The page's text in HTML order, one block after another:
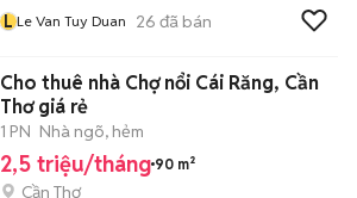
L Le Van Tuy Duan 26 đã bán
Cho thuê nhà Chợ nổi Cái Răng, Cần
Thơ giá rẻ
1 PN Nhà ngõ, hẻm
2,5 triệu/tháng 90 m²
Cần Thơ